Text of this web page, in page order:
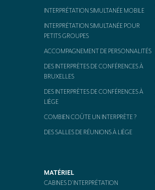
INTERPRÉTATION SIMULTANÉE MOBILE
INTERPRÉTATION SIMULTANÉE POUR
PETITS GROUPES
ACCOMPAGNEMENT DE PERSONNALITÉS
DES INTERPRÈTES DE CONFÉRENCES À
BRUXELLES
DES INTERPRÈTES DE CONFÉRENCES À
LIÈGE
COMBIEN COÛTE UN INTERPRÈTE ?
DES SALLES DE RÉUNIONS À LIÈGE
MATÉRIEL
CABINES D’INTERPRÉTATION